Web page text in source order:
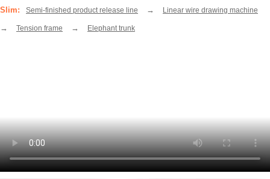
Slim: Semi-finished product release line → Linear wire drawing machine
→ Tension frame → Elephant trunk